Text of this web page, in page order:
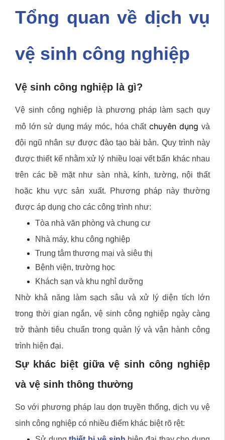
Tổng quan về dịch vụ
vệ sinh công nghiệp
Vệ sinh công nghiệp là gì?
Vệ sinh công nghiệp là phương pháp làm sạch quy
mô lớn sử dụng máy móc, hóa chất chuyên dụng và
đội ngũ nhân sự được đào tạo bài bản. Quy trình này
được thiết kế nhằm xử lý nhiều loại vết bẩn khác nhau
trên các bề mặt như sàn nhà, kính, tường, nội thất
hoặc khu vực sản xuất. Phương pháp này thường
được áp dụng cho các công trình như:
Tòa nhà văn phòng và chung cư
Nhà máy, khu công nghiệp
Trung tâm thương mại và siêu thị
Bệnh viện, trường học
Khách sạn và khu nghỉ dưỡng
Nhờ khả năng làm sạch sâu và xử lý diện tích lớn
trong thời gian ngắn, vệ sinh công nghiệp ngày càng
trở thành tiêu chuẩn trong quản lý và vận hành công
trình hiện đại.
Sự khác biệt giữa vệ sinh công nghiệp
và vệ sinh thông thường
So với phương pháp lau dọn truyền thống, dịch vụ vệ
sinh công nghiệp có nhiều điểm khác biệt rõ rệt: